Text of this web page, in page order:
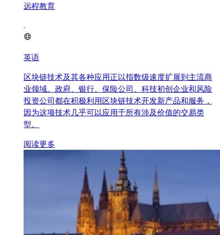
远程教育
英语
区块链技术及其各种应用正以指数级速度扩展到主流商
业领域。政府、银行、保险公司、科技初创企业和风险
投资公司都在积极利用区块链技术开发新产品和服务，
因为这项技术几乎可以应用于所有涉及价值的交易类
型。
阅读更多